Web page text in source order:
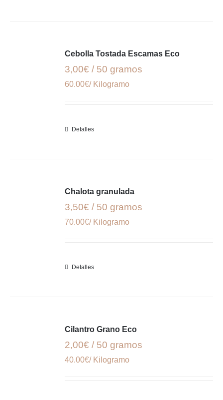
Cebolla Tostada Escamas Eco
3,00€ / 50 gramos
60.00€/ Kilogramo
Detalles
Chalota granulada
3,50€ / 50 gramos
70.00€/ Kilogramo
Detalles
Cilantro Grano Eco
2,00€ / 50 gramos
40.00€/ Kilogramo